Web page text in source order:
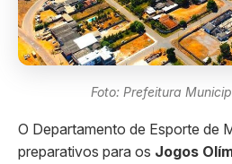
Foto: Prefeitura
O Departamento de Esporte de
preparativos para os Jogos